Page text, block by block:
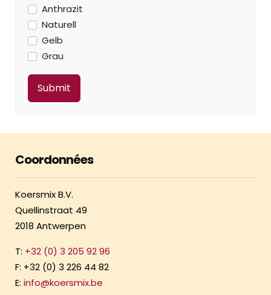
Anthrazit
Naturell
Gelb
Grau
Coordonnées
Koersmix B.V.
Quellinstraat 49
2018 Antwerpen
T: +32 (0) 3 205 92 96
F: +32 (0) 3 226 44 82
E: info@koersmix.be